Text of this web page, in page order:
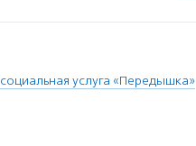
социальная услуга «Передышка»